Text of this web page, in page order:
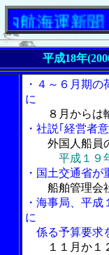
聞」ニュー
平成18年
・４～６月期
に
８月からは
・社説｢経営者
外国人船員
平成１９
・国土交通省
船舶管理会
・海事局、平
に
係る予算要求
１１月か１